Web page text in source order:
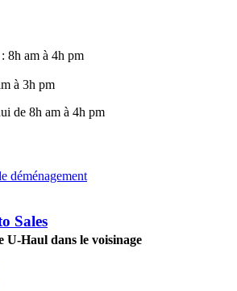
8h am à 4h pm
à 3h pm
de 8h am à 4h pm
déménagement
Sales
U-Haul dans le voisinage